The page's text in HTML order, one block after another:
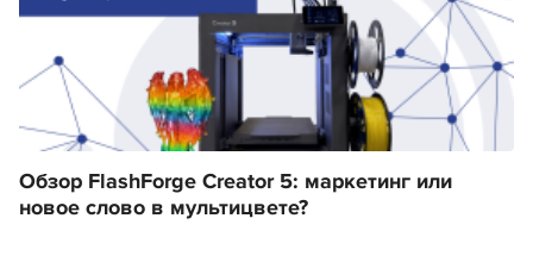
Обзор FlashForge Creator 5: маркетинг или
новое слово в мультицвете?